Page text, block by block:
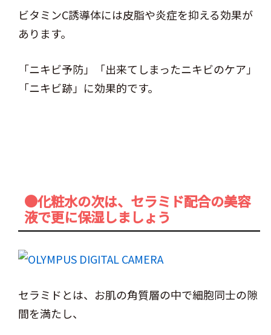
ビタミンC誘導体には皮脂や炎症を抑える効果が
あります。
「ニキビ予防」「出来てしまったニキビのケア」
「ニキビ跡」に効果的です。
●化粧水の次は、セラミド配合の美容
液で更に保湿しましょう
セラミドとは、お肌の角質層の中で細胞同士の隙
間を満たし、